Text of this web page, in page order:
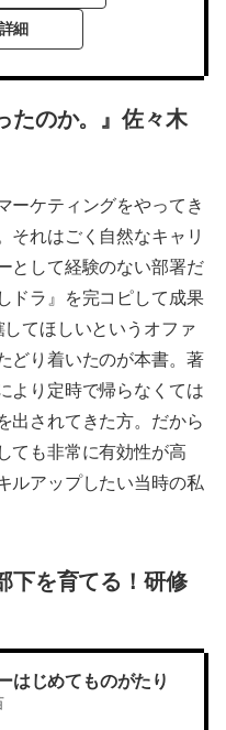
詳細
たのか。』佐々木
ーケティングをやってき
それはごく自然なキャリ
として経験のない部署だ
ドラ』を完コピして成果
てほしいというオファ
どり着いたのが本書。著
より定時で帰らなくては
出されてきた方。だから
ても非常に有効性が高
ルアップしたい当時の私
下を育てる！研修
はじめてものがたり